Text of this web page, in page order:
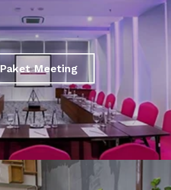
Paket Meeting